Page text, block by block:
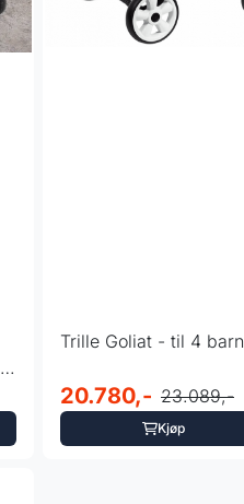
Trille Goliat - til 4 barn
20.780,- 23.089,-
Kjøp